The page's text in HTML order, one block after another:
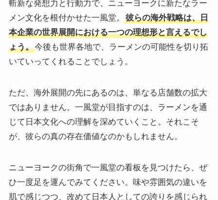
斬新な発想力と行動力で、ニューヨークに新たなラー
メン文化を根付かせた一風堂。
彼らの海外戦略は、日
本企業の世界展開における一つの理想形と言えるでし
ょう。今後も世界各地で、ラーメンの可能性を切り拓
いていってくれることでしょう。
ただ、海外展開の先にあるのは、単なる店舗数の拡大
ではありません。一風堂が目指すのは、ラーメンを通
じて日本文化への理解を深めていくこと。それこそ
が、彼らの真の存在価値なのかもしれません。
ニューヨークの街角で一風堂の看板を見つけたら、ぜ
ひ一度足を運んでみてください。味や雰囲気の違いを
肌で感じつつ、改めて日本人としての誇りを感じられ